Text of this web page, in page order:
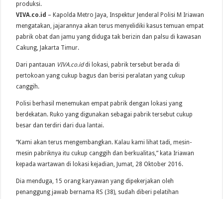
produksi.
VIVA.co.id – Kapolda Metro Jaya, Inspektur Jenderal Polisi M Iriawan
mengatakan, jajarannya akan terus menyelidiki kasus temuan empat
pabrik obat dan jamu yang diduga tak berizin dan palsu di kawasan
Cakung, Jakarta Timur.
Dari pantauan VIVA.co.iddi lokasi, pabrik tersebut berada di
pertokoan yang cukup bagus dan berisi peralatan yang cukup
canggih.
Polisi berhasil menemukan empat pabrik dengan lokasi yang
berdekatan. Ruko yang digunakan sebagai pabrik tersebut cukup
besar dan terdiri dari dua lantai.
“Kami akan terus mengembangkan. Kalau kami lihat tadi, mesin-
mesin pabriknya itu cukup canggih dan berkualitas,” kata Iriawan
kepada wartawan di lokasi kejadian, Jumat, 28 Oktober 2016.
Dia menduga, 15 orang karyawan yang dipekerjakan oleh
penanggung jawab bernama RS (38), sudah diberi pelatihan